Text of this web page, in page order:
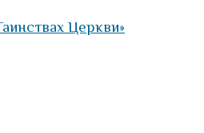
Церкви»